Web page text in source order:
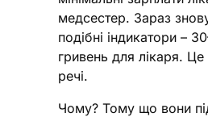
медсестер. Зараз
подібні індикатори –
гривень для лікаря. Це
речі.
Чому? Тому що вони